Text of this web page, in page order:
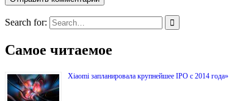
Search for:
Самое читаемое
Xiaomi запланировала крупнейшее IPO с 2014 года»